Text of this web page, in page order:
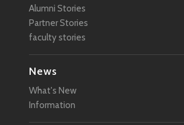
Alumni Stories
Partner Stories
faculty stories
News
What's New
Information